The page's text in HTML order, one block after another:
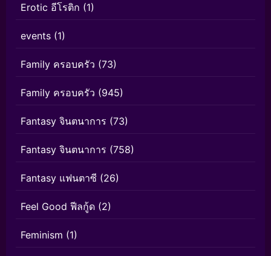
Erotic อีโรติก (1)
events (1)
Family ครอบครัว (73)
Family ครอบครัว (945)
Fantasy จินตนาการ (73)
Fantasy จินตนาการ (758)
Fantasy แฟนตาซี (26)
Feel Good ฟีลกู้ด (2)
Feminism (1)